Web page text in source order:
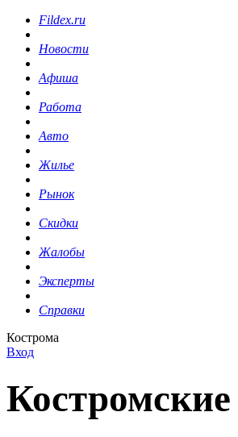
Fildex.ru
Новости
Афиша
Работа
Авто
Жилье
Рынок
Скидки
Жалобы
Эксперты
Справки
Кострома
Вход